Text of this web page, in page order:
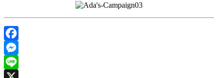
Facebook
Messenger